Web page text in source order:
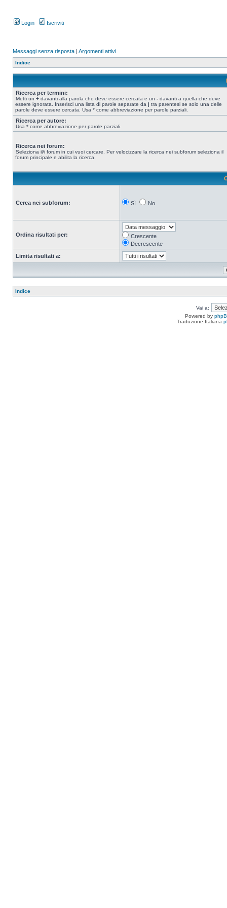
Login Iscriviti
Messaggi senza risposta | Argomenti attivi
Indice
Ricerca per termini:
Metti un + davanti alla parola che deve essere cercata e un - davanti a quella che deve
essere ignorata. Inserisci una lista di parole separate da | tra parentesi se solo una delle
parole deve essere cercata. Usa * come abbreviazione per parole parziali.
Ricerca per autore:
Usa * come abbreviazione per parole parziali.
Ricerca nei forum:
Seleziona il/i forum in cui vuoi cercare. Per velocizzare la ricerca nei subforum seleziona il
forum principale e abilita la ricerca.
Cerca nei subforum: Sì No
Ordina risultati per:
Crescente
Decrescente
Limita risultati a:
Indice
Vai a:
Powered by
Traduzione Italiana